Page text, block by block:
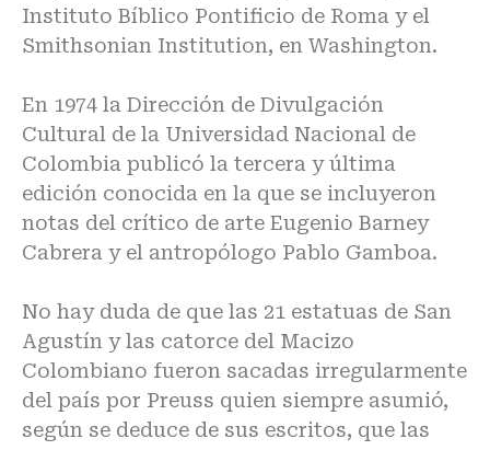
Instituto Bíblico Pontificio de Roma y el
Smithsonian Institution, en Washington.
En 1974 la Dirección de Divulgación
Cultural de la Universidad Nacional de
Colombia publicó la tercera y última
edición conocida en la que se incluyeron
notas del crítico de arte Eugenio Barney
Cabrera y el antropólogo Pablo Gamboa.
No hay duda de que las 21 estatuas de San
Agustín y las catorce del Macizo
Colombiano fueron sacadas irregularmente
del país por Preuss quien siempre asumió,
según se deduce de sus escritos, que las